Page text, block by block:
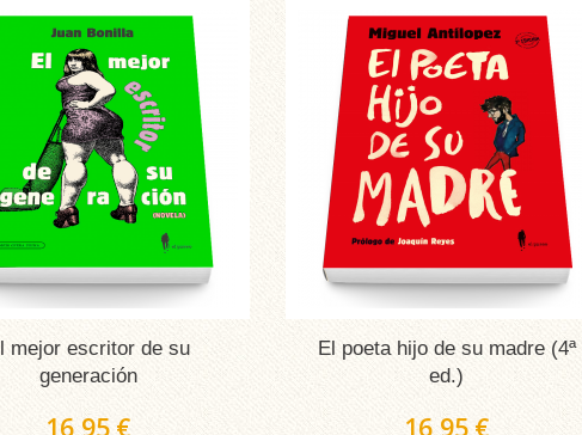
mejor escritor de su
generación
16,95 €
El poeta hijo de su madre (4ª
ed.)
16,95 €